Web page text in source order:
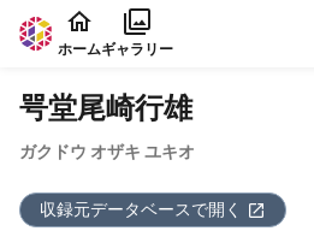
本文に飛ぶ
ホームギャラリー
咢堂尾崎行雄
ガクドウ オザキ ユキオ
収録元データベースで開く